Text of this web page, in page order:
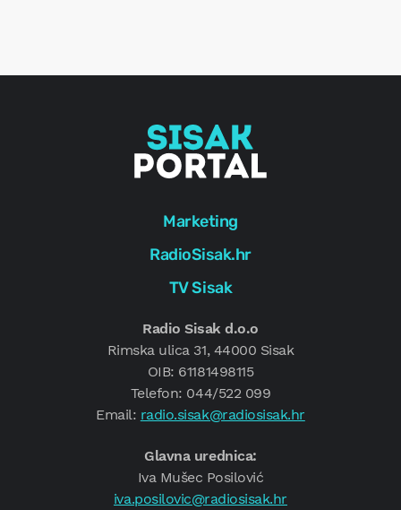
Marketing
RadioSisak.hr
TV Sisak
Radio Sisak d.o.o
Rimska ulica 31, 44000 Sisak
OIB: 61181498115
Telefon: 044/522 099
Email: radio.sisak@radiosisak.hr
Glavna urednica:
Iva Mušec Posilović
iva.posilovic@radiosisak.hr